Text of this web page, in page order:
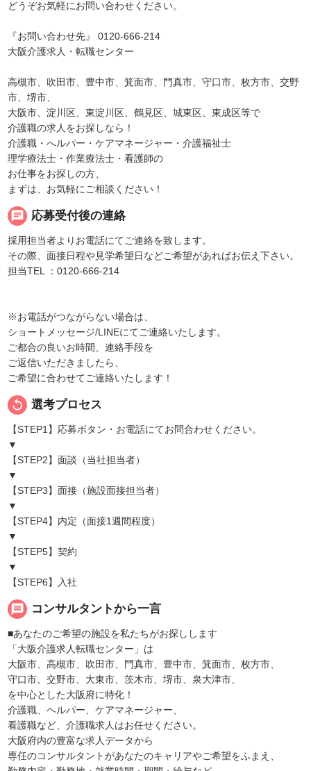
どうぞお気軽にお問い合わせください。
『お問い合わせ先』 0120-666-214
大阪介護求人・転職センター
高槻市、吹田市、豊中市、箕面市、門真市、守口市、枚方市、交野
市、堺市、
大阪市、淀川区、東淀川区、鶴見区、城東区、東成区等で
介護職の求人をお探しなら！
介護職・へルパー・ケアマネージャー・介護福祉士
理学療法士・作業療法士・看護師の
お仕事をお探しの方、
まずは、お気軽にご相談ください！
chat 応募受付後の連絡
採用担当者よりお電話にてご連絡を致します。
その際、面接日程や見学希望日などご希望があればお伝え下さい。
担当TEL ：0120-666-214
※お電話がつながらない場合は、
ショートメッセージ/LINEにてご連絡いたします。
ご都合の良いお時間、連絡手段を
ご返信いただきましたら、
ご希望に合わせてご連絡いたします！
replay 選考プロセス
【STEP1】応募ボタン・お電話にてお問合わせください。
▼
【STEP2】面談（当社担当者）
▼
【STEP3】面接（施設面接担当者）
▼
【STEP4】内定（面接1週間程度）
▼
【STEP5】契約
▼
【STEP6】入社
message コンサルタントから一言
■あなたのご希望の施設を私たちがお探しします
「大阪介護求人転職センター」は
大阪市、高槻市、吹田市、門真市、豊中市、箕面市、枚方市、
守口市、交野市、大東市、茨木市、堺市、泉大津市、
を中心とした大阪府に特化！
介護職、ヘルパー、ケアマネージャー、
看護職など、介護職求人はお任せください。
大阪府内の豊富な求人データから
専任のコンサルタントがあなたのキャリアやご希望をふまえ、